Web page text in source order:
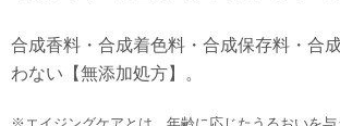
合成香料・合成着色料・合成保存料・合
わない【無添加処方】。